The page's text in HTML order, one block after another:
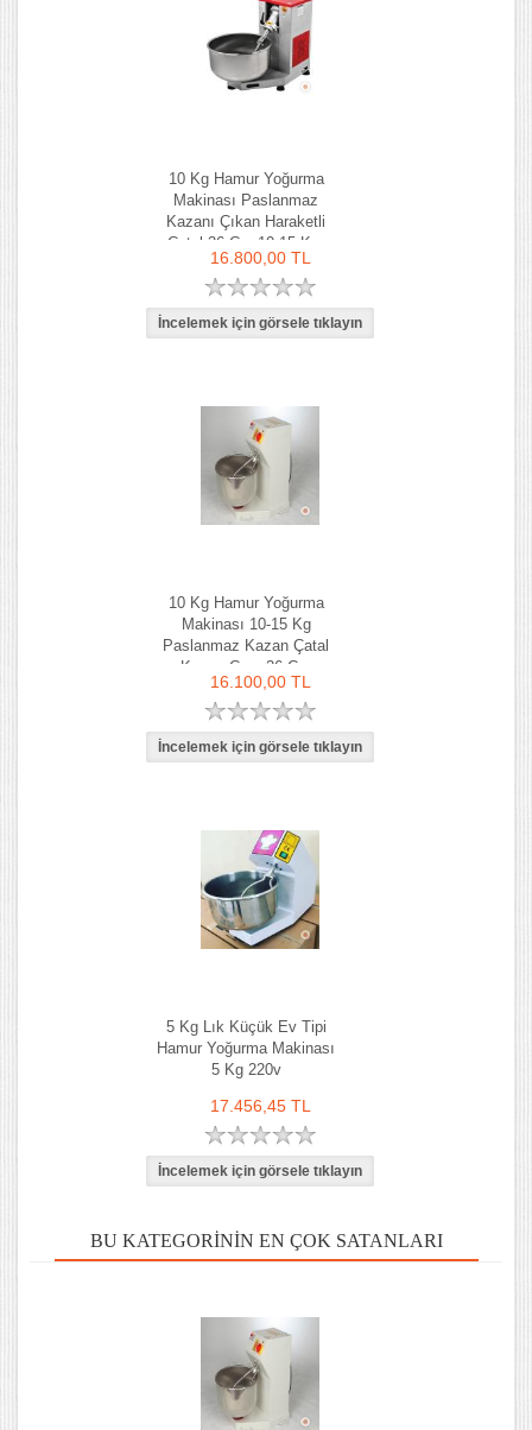
10 Kg Hamur Yoğurma
Makinası Paslanmaz
Kazanı Çıkan Haraketli
Çatal 36 Cm 10-15 Kg-
Ozay Makina
16.800,00 TL
10 Kg Hamur Yoğurma
Makinası 10-15 Kg
Paslanmaz Kazan Çatal
Kazan Çapı 36 Cm
16.100,00 TL
5 Kg Lık Küçük Ev Tipi
Hamur Yoğurma Makinası
5 Kg 220v
17.456,45 TL
BU KATEGORININ EN ÇOK SATANLARI